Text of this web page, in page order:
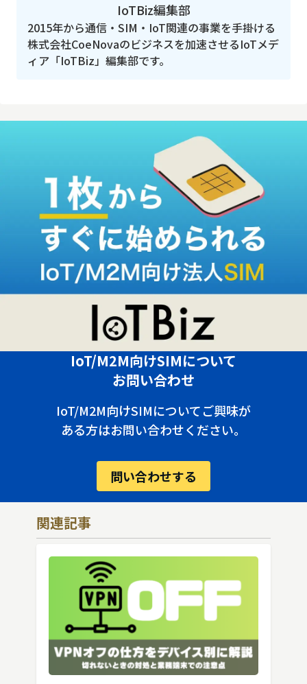
IoTBiz編集部
2015年から通信・SIM・IoT関連の事業を手掛ける
株式会社CoeNovaのビジネスを加速させるIoTメデ
ィア「IoTBiz」編集部です。
IoT/M2M向けSIMについて
お問い合わせ
IoT/M2M向けSIMについてご興味が
ある方はお問い合わせください。
問い合わせする
関連記事